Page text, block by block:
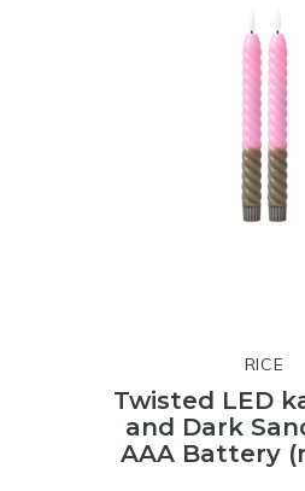
RICE
Twisted LED
and Dark
AAA Battery